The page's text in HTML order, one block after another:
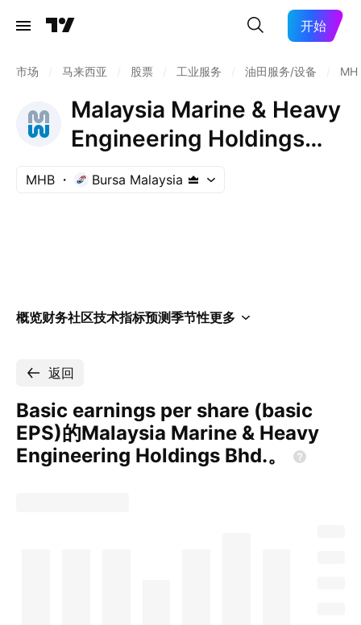
开始
市场 马来西亚 股票 工业服务 油田服务/设备
Malaysia Marine & Heavy
Engineering Holdings
Bhd.
MHB Bursa Malaysia
概览财务社区技术指标预测季节性更多
返回
Basic earnings per share (basic
EPS)的Malaysia Marine & Heavy
Engineering Holdings Bhd.。